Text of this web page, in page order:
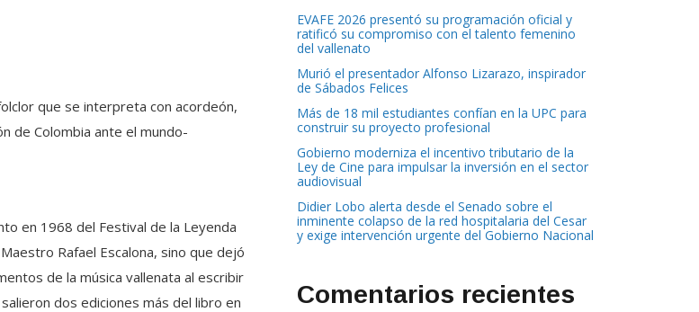
que se interpreta con acordeón,
de Colombia ante el mundo-
en 1968 del Festival de la Leyenda
Rafael Escalona, sino que dejó
de la música vallenata al escribir
dos ediciones más del libro en
EVAFE 2026 presentó su programación oficial y
ratificó su compromiso con el talento femenino
del vallenato
Murió el presentador Alfonso Lizarazo, inspirador
de Sábados Felices
Más de 18 mil estudiantes confían en la UPC para
construir su proyecto profesional
Gobierno moderniza el incentivo tributario de la
Ley de Cine para impulsar la inversión en el sector
audiovisual
Didier Lobo alerta desde el Senado sobre el
inminente colapso de la red hospitalaria del Cesar
y exige intervención urgente del Gobierno Nacional
Comentarios recientes